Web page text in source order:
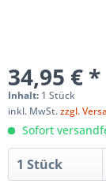
34,95 € *
Inhalt: 1 Stück
inkl. MwSt.zzgl.
Sofort